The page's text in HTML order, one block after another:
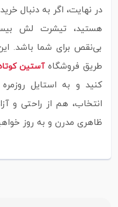
در نهایت، اگر به دنبال
بی‌نقص برای شما باشد.
طریق فروشگاهآستین
کنید و به استایل
انتخاب، هم از راحتی و
ظاهری مدرن و به‌ روز